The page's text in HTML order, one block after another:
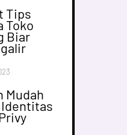
Tips
Toko
Biar
Mudah